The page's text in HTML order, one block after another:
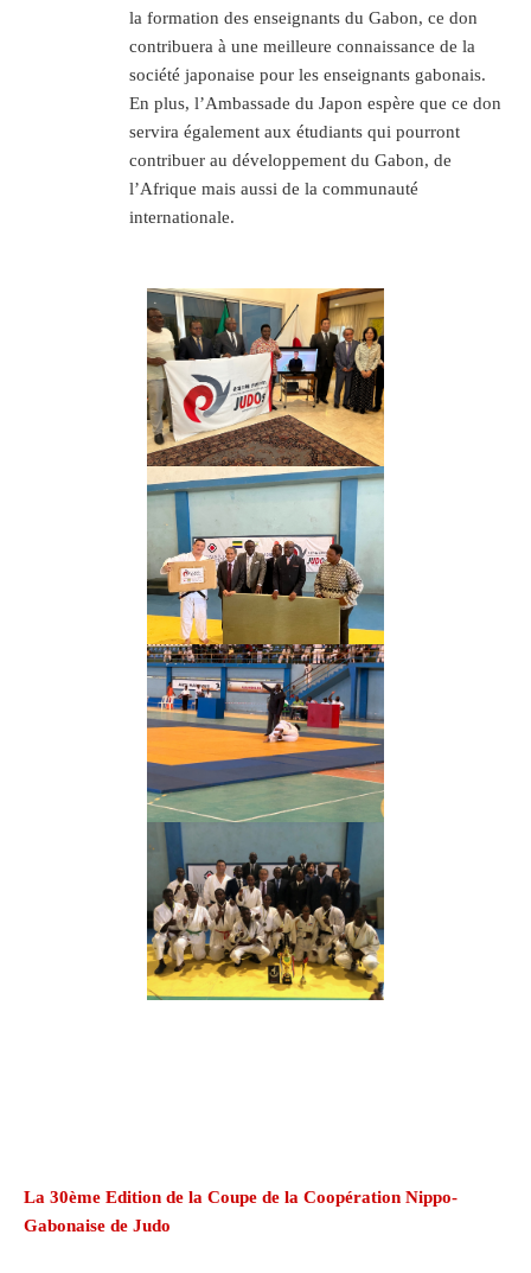
la formation des enseignants du Gabon, ce don
contribuera à une meilleure connaissance de la
société japonaise pour les enseignants gabonais.
En plus, l’Ambassade du Japon espère que ce don
servira également aux étudiants qui pourront
contribuer au développement du Gabon, de
l’Afrique mais aussi de la communauté
internationale.
La 30ème Edition de la Coupe de la Coopération Nippo-
Gabonaise de Judo